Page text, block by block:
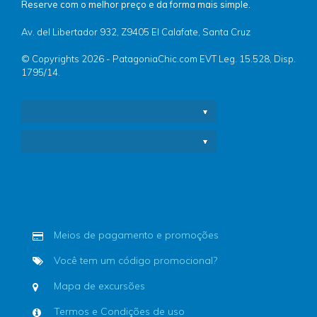
Reserve com o melhor preço e da forma mais simple.
Av. del Libertador 932, Z9405 El Calafate, Santa Cruz
© Copyrights 2026 - PatagoniaChic.com EVT Leg. 15.528, Disp.
1795/14.
Meios de pagamento e promoções
Você tem um código promocional?
Mapa de excursões
Termos e Condições de uso